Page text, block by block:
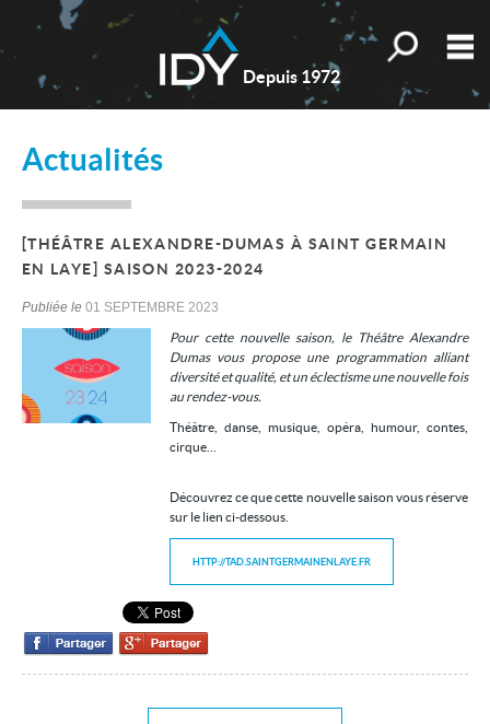
Depuis 1972
Toutes nos
Nos valeurs
Nos actualités
Les témoignages
Mes sélections
Accueil
Actualités
[THÉÂTRE ALEXANDRE-DUMAS À SAINT GERMAIN
EN LAYE] SAISON 2023-2024
Publiée le 01 SEPTEMBRE 2023
Pour cette nouvelle saison, le Théâtre Alexandre
Dumas vous propose une programmation alliant
diversité et qualité, et un éclectisme une nouvelle fois
au rendez-vous.
Théâtre, danse, musique, opéra, humour, contes,
cirque…
Découvrez ce que cette nouvelle saison vous réserve
sur le lien ci-dessous.
HTTP://TAD.SAINTGERMAINENLAYE.FR